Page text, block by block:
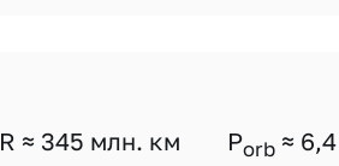
R ≈ 345 млн. км Porb ≈ 6,4